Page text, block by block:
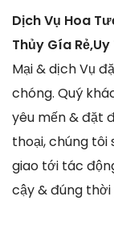
Dịch Vụ Hoa
Thủy Gía
Mại & dịch Vụ
chóng. Quý
yêu mến & đặt
thoại, chúng tôi
giao tới tác
cậy & đúng thời